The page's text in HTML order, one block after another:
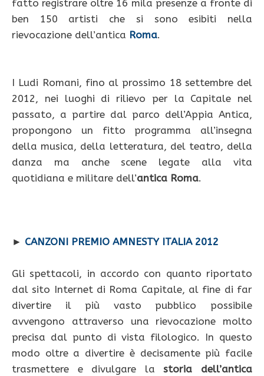
fatto registrare oltre 16 mila presenze a fronte di
ben 150 artisti che si sono esibiti nella
rievocazione dell’antica Roma.
I Ludi Romani, fino al prossimo 18 settembre del
2012, nei luoghi di rilievo per la Capitale nel
passato, a partire dal parco dell’Appia Antica,
propongono un fitto programma all’insegna
della musica, della letteratura, del teatro, della
danza ma anche scene legate alla vita
quotidiana e militare dell’antica Roma.
► CANZONI PREMIO AMNESTY ITALIA 2012
Gli spettacoli, in accordo con quanto riportato
dal sito Internet di Roma Capitale, al fine di far
divertire il più vasto pubblico possibile
avvengono attraverso una rievocazione molto
precisa dal punto di vista filologico. In questo
modo oltre a divertire è decisamente più facile
trasmettere e divulgare lastoria dell’antica